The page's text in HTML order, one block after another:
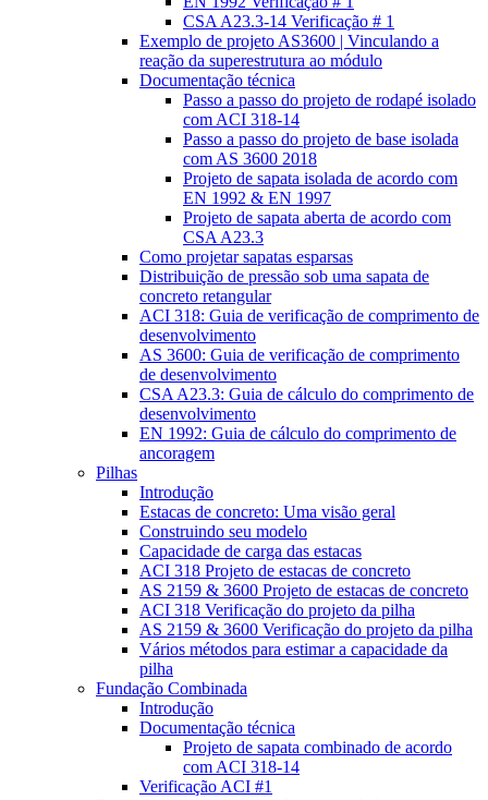
CSA A23.3-14 Verificação # 1
Exemplo de projeto AS3600 | Vinculando a
reação da superestrutura ao módulo
Documentação técnica
Passo a passo do projeto de rodapé isolado
com ACI 318-14
Passo a passo do projeto de base isolada
com AS 3600 2018
Projeto de sapata isolada de acordo com
EN 1992 & EN 1997
Projeto de sapata aberta de acordo com
CSA A23.3
Como projetar sapatas esparsas
Distribuição de pressão sob uma sapata de
concreto retangular
ACI 318: Guia de verificação de comprimento de
desenvolvimento
AS 3600: Guia de verificação de comprimento
de desenvolvimento
CSA A23.3: Guia de cálculo do comprimento de
desenvolvimento
EN 1992: Guia de cálculo do comprimento de
ancoragem
Pilhas
Introdução
Estacas de concreto: Uma visão geral
Construindo seu modelo
Capacidade de carga das estacas
ACI 318 Projeto de estacas de concreto
AS 2159 & 3600 Projeto de estacas de concreto
ACI 318 Verificação do projeto da pilha
AS 2159 & 3600 Verificação do projeto da pilha
Vários métodos para estimar a capacidade da
pilha
Fundação Combinada
Introdução
Documentação técnica
Projeto de sapata combinado de acordo
com ACI 318-14
Verificação ACI #1